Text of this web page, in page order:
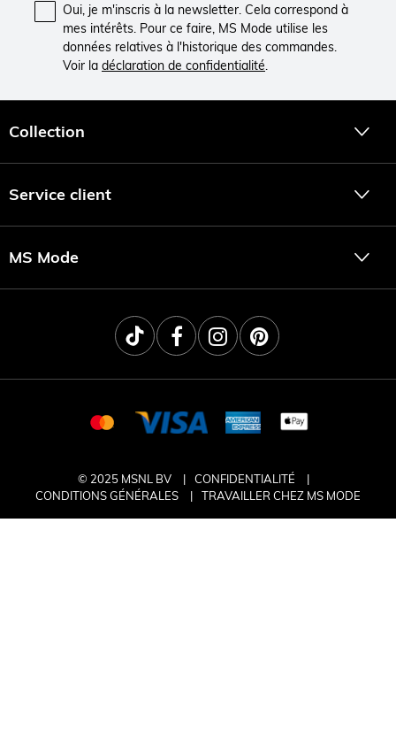
Oui, je m'inscris à la newsletter. Cela correspond à
mes intérêts. Pour ce faire, MS Mode utilise les
données relatives à l'historique des commandes.
Voir la déclaration de confidentialité.
Collection
Service client
MS Mode
© 2025 MSNL BV
CONFIDENTIALITÉ
CONDITIONS GÉNÉRALES
TRAVAILLER CHEZ MS MODE